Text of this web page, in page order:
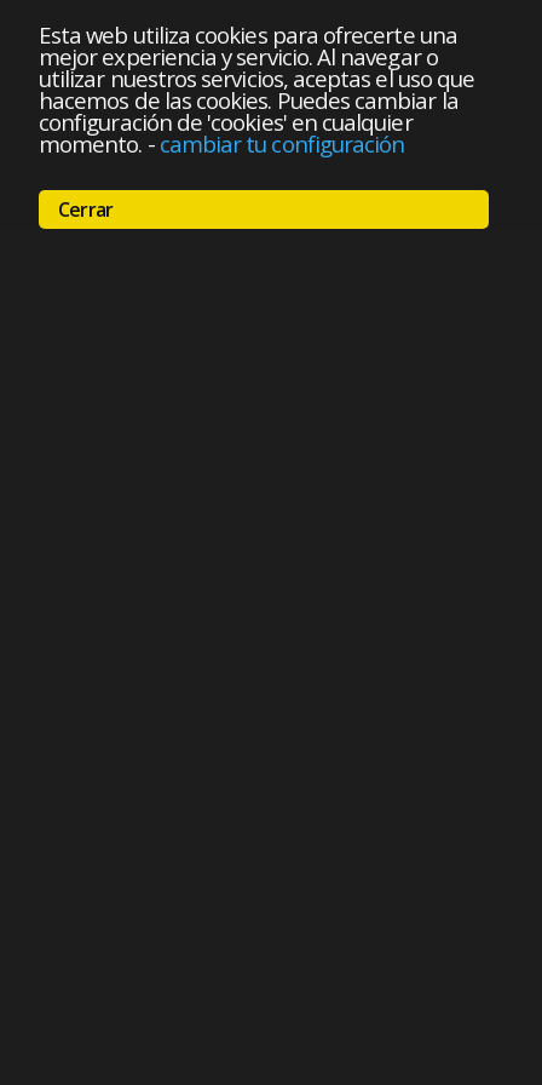
Esta web utiliza cookies para ofrecerte una
mejor experiencia y servicio. Al navegar o
utilizar nuestros servicios, aceptas el uso que
hacemos de las cookies. Puedes cambiar la
configuración de 'cookies' en cualquier
momento. - cambiar tu configuración
Cerrar